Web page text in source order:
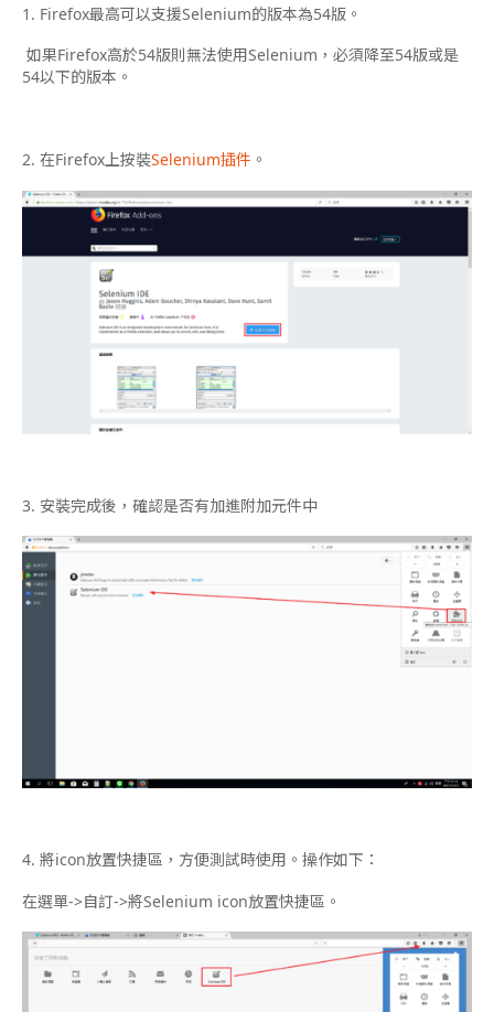
1. Firefox最高可以支援Selenium的版本為54版。
如果Firefox高於54版則無法使用Selenium，必須降至54版或是
54以下的版本。
2. 在Firefox上按裝Selenium插件 。
3. 安裝完成後，確認是否有加進附加元件中
4. 將icon放置快捷區，方便測試時使用。操作如下：
在選單->自訂->將Selenium icon放置快捷區。